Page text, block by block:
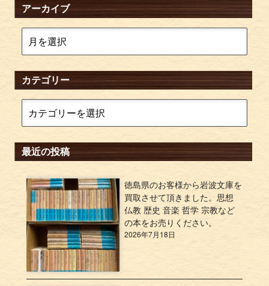
アーカイブ
カテゴリー
最近の投稿
徳島県のお客様から岩波文庫を
買取させて頂きました。思想
仏教 歴史 音楽 哲学 宗教など
の本をお売りください。
2026年7月18日